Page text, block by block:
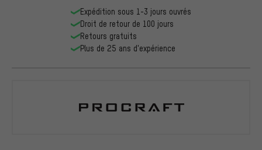
Expédition sous 1-3 jours ouvrés
Droit de retour de 100 jours
Retours gratuits
Plus de 25 ans d'expérience